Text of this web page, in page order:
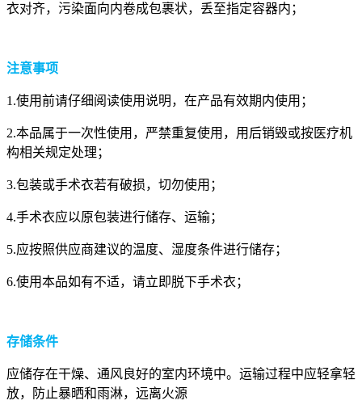
衣对齐，污染面向内卷成包裹状，丢至指定容器内；
注意事项
1.使用前请仔细阅读使用说明，在产品有效期内使用；
2.本品属于一次性使用，严禁重复使用，用后销毁或按医疗机
构相关规定处理；
3.包装或手术衣若有破损，切勿使用；
4.手术衣应以原包装进行储存、运输；
5.应按照供应商建议的温度、湿度条件进行储存；
6.使用本品如有不适，请立即脱下手术衣；
存储条件
应储存在干燥、通风良好的室内环境中。运输过程中应轻拿轻
放，防止暴晒和雨淋，远离火源